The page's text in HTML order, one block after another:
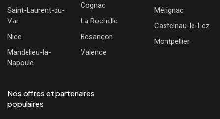
Saint-Laurent-du-
Var
Nice
Mandelieu-la-
Napoule
Cognac
La Rochelle
Besançon
Valence
Mérignac
Castelnau-le-Lez
Montpellier
Nos offres et partenaires
populaires